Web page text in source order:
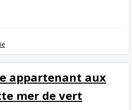
appartenant aux
mer de vert